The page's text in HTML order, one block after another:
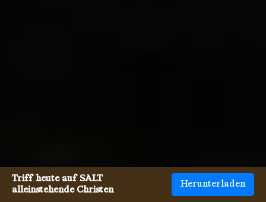
Triff heute auf SALT
alleinstehende Christen
Herunterladen